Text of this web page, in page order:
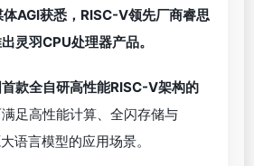
AGI获悉，RISC-V领先厂商睿思
灵羽CPU处理器产品。
款全自研高性能RISC-V架构的
足高性能计算、全闪存储与
语言模型的应用场景。